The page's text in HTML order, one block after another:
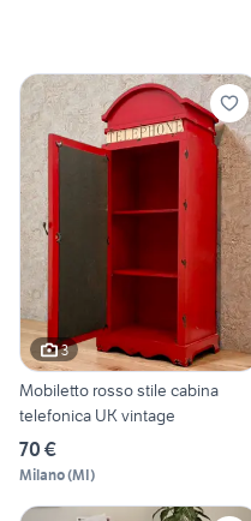
3
Mobiletto rosso stile cabina
telefonica UK vintage
70 €
Milano(MI)